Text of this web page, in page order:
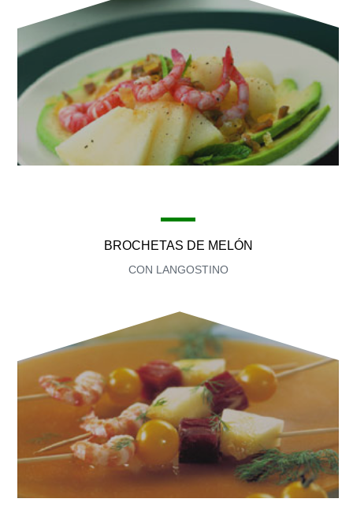
BROCHETAS DE MELÓN
CON LANGOSTINO